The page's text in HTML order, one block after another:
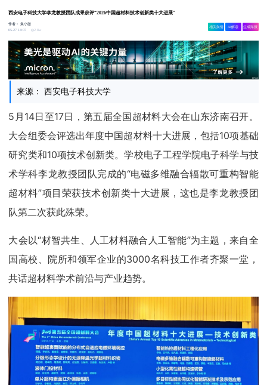
西安电子科技大学李龙教授团队成果获评“2026中国超材料技术创新类十大进展”
作者：集小微
05-27 14:07
2.8w
相关舆情 AI解读 生成海报
来源： 西安电子科技大学
5月14日至17日，第五届全国超材料大会在山东济南召开。
大会组委会评选出年度中国超材料十大进展，包括10项基础
研究类和10项技术创新类。学校电子工程学院电子科学与技
术学科李龙教授团队完成的“电磁多维融合辐散可重构智能
超材料”项目荣获技术创新类十大进展，这也是李龙教授团
队第二次获此殊荣。
大会以“材智共生、人工材料融合人工智能”为主题，来自全
国高校、院所和领军企业的3000名科技工作者齐聚一堂，
共话超材料学术前沿与产业趋势。